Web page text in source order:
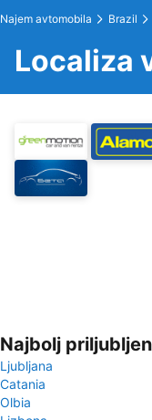
Najem avtomobila Brazil
Localiza
Najbolj
Ljubljana
Catania
Olbia